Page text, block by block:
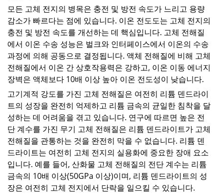
모든 고체 전지의 병목은 충전 및 방전 속도가 느리고 용량
감소가 빠르다는 점에 있습니다. 이온 전도도는 고체 전지의
충전 및 방전 속도를 개선하는 데 핵심입니다. 고체 전해질
에서 이온 수송 성능은 벌크와 인터페이스에서 이온의 수송
과정에 의해 공동으로 결정됩니다. 액체 전해질에 비해 고체
전해질에서 이온 간 상호작용력은 강하고, 이온 이동 에너지
장벽은 액체보다 10배 이상 높아 이온 전도성이 낮습니다.
고기계적 강도를 가진 고체 전해질은 여전히 리튬 덴드라이
트의 성장을 완전히 억제하고 리튬 금속의 균일한 침착을 달
성하는 데 어려움을 겪고 있습니다. 연구에 따르면 높은 전
단 계수를 가진 무기 고체 전해질은 리튬 덴드라이트가 고체
전해질을 관통하는 것을 완전히 막을 수 없습니다. 리튬 덴
드라이트는 여전히 고체 전지의 실용화에 중요한 장애 요소
입니다. 예를 들어, 산화물 고체 전해질의 전단 계수는 리튬
금속의 10배 이상(50GPa 이상)이며, 리튬 덴드라이트의 성
장은 여전히 고체 전지에서 단락을 일으킬 수 있습니다.